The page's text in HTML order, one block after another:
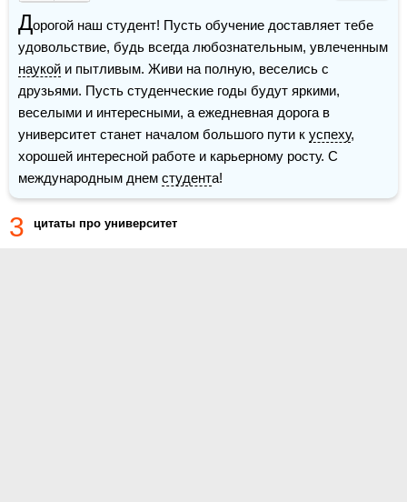
Дорогой наш студент! Пусть обучение доставляет тебе
наукой и пытливым. Живи на полную, веселись с
друзьями. Пусть студенческие годы будут яркими,
веселыми и интересными, а ежедневная дорога в
университет станет началом большого пути к успеху,
хорошей интересной работе и карьерному росту. С
международным днем студента!
3 цитаты про университет